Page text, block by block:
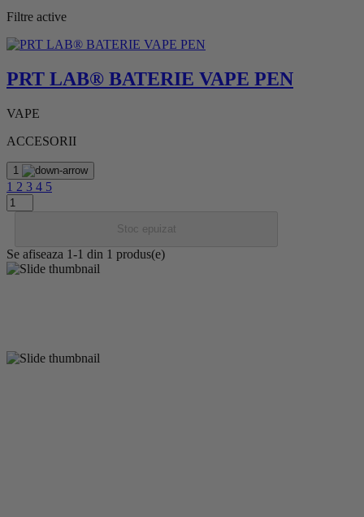
Filtre active
PRT LAB® BATERIE VAPE PEN
VAPE
ACCESORII
1
1 2 3 4 5
Stoc epuizat
Se afiseaza 1-1 din 1 produs(e)